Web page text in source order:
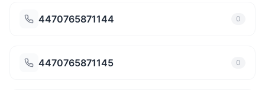
4470765871144 0
4470765871145 0